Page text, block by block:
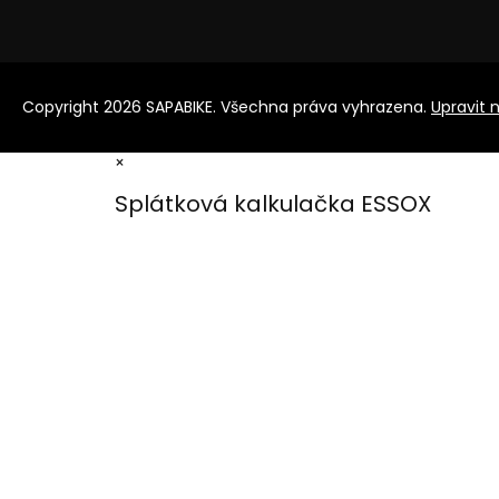
Copyright 2026 SAPABIKE. Všechna práva vyhrazena. Upravit
×
Splátková kalkulačka ESSOX